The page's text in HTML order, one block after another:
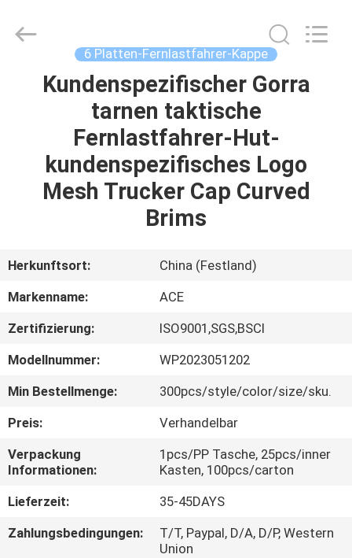
HAUS
PRODUKTE
ÜBER
FABRIK-
AUSFLUG
QUALITÄTSKONTROLLE
TRETEN
SIE
MIT
UNS
IN
VERBINDUNG
Ltd..
6 Platten-Fernlastfahrer-Kappe
Kundenspezifischer Gorra
tarnen taktische
Fernlastfahrer-Hut-
kundenspezifisches Logo
Mesh Trucker Cap Curved
Brims
Herkunftsort:
China (Festland)
Markenname:
ACE
Zertifizierung:
ISO9001,SGS,BSCI
Modellnummer:
WP2023051202
Min Bestellmenge:
300pcs/style/color/size/sku.
Preis:
Verhandelbar
Verpackung
Informationen:
1pcs/PP Tasche, 25pcs/inner
Kasten, 100pcs/carton
Lieferzeit:
35-45DAYS
Zahlungsbedingungen:
T/T, Paypal, D/A, D/P, Western
Union